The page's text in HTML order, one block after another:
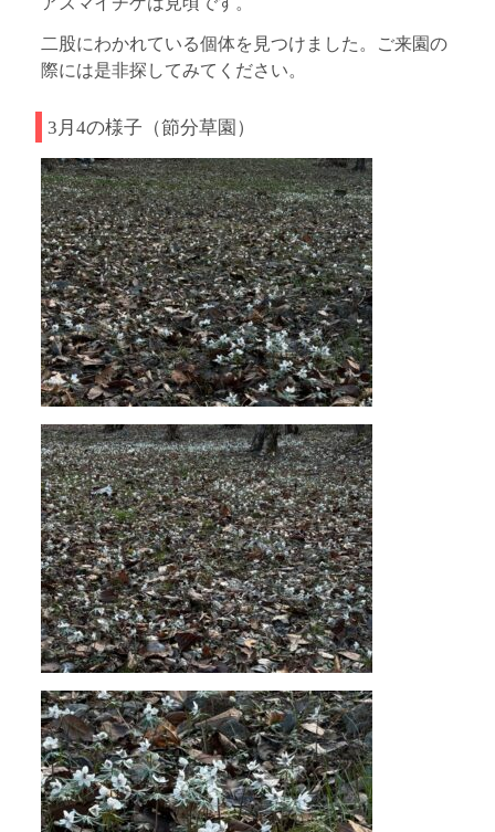
二股にわかれている個体を見つけました。ご来園の
際には是非探してみてください。
3月4の様子（節分草園）